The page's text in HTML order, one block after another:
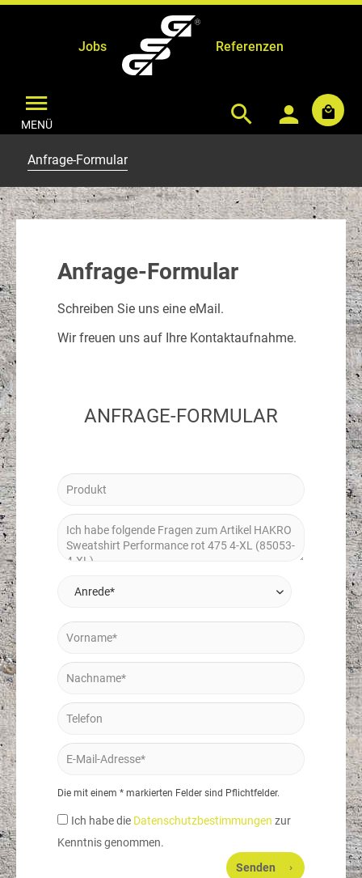
Jobs Referenzen
MENÜ
Anfrage-Formular
Anfrage-Formular
Schreiben Sie uns eine eMail.
Wir freuen uns auf Ihre Kontaktaufnahme.
ANFRAGE-FORMULAR
Die mit einem * markierten Felder sind Pflichtfelder.
Ich habe die Datenschutzbestimmungen zur
Kenntnis genommen.
Senden